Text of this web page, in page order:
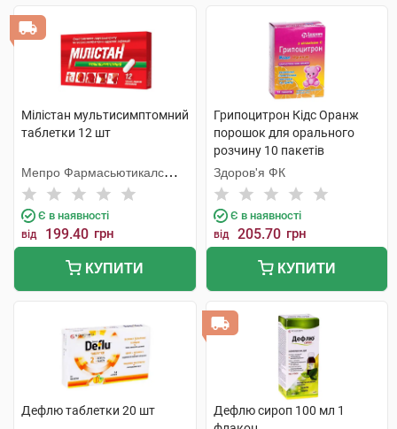
Мілістан мультисимптомний
таблетки 12 шт
Мепро Фармасьютикалс
Пріват
Є в наявності
від 199.40 грн
КУПИТИ
Грипоцитрон Кідс Оранж
порошок для орального
розчину 10 пакетів
Здоров'я ФК
Є в наявності
від 205.70 грн
КУПИТИ
Дефлю таблетки 20 шт
Дефлю сироп 100 мл 1